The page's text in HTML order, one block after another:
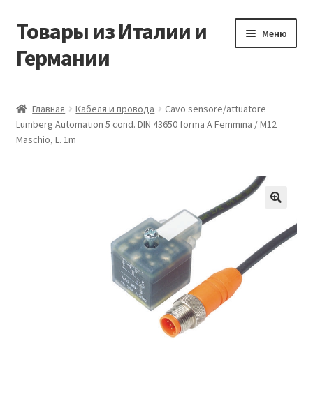
Перейти
навигации
Перейти
содержимому
Товары из Италии и
Германии
Меню
Виды доставки
Главная Кабеля и провода
Cavo sensore/attuatore
Lumberg Automation 5 cond. DIN 43650 forma A Femmina / M12
Maschio, L. 1m